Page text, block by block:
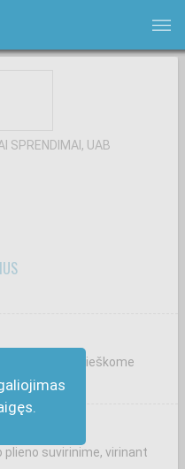
bars
SPRENDIMAI, UAB
sprendimai" ieškome
suvirinime, virinant